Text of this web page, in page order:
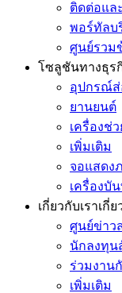
ติดต่อแล
พอร์ทัลบ
ศูนย์รวม
โซลูชันทางธุร
อุปกรณ์ส่
ยานยนต์
เครื่องช่
เพิ่มเติม
จอแสดง
เครื่องบั
เกี่ยวกับเราเกี่ย
ศูนย์ข่าว
นักลงทุน
ร่วมงาน
เพิ่มเติม